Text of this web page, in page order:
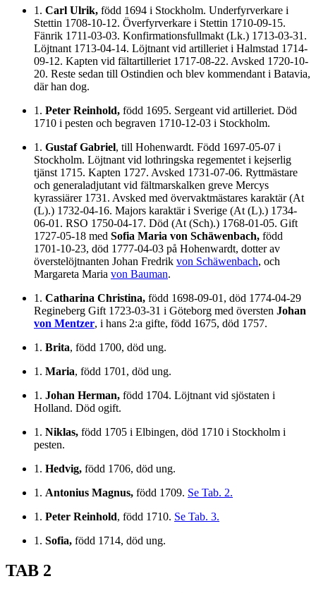
1. Carl Ulrik, född 1694 i Stockholm. Underfyrverkare i
Stettin 1708-10-12. Överfyrverkare i Stettin 1710-09-15.
Fänrik 1711-03-03. Konfirmationsfullmakt (Lk.) 1713-03-31.
Löjtnant 1713-04-14. Löjtnant vid artilleriet i Halmstad 1714-
09-12. Kapten vid fältartilleriet 1717-08-22. Avsked 1720-10-
20. Reste sedan till Ostindien och blev kommendant i Batavia,
där han dog.
1. Peter Reinhold, född 1695. Sergeant vid artilleriet. Död
1710 i pesten och begraven 1710-12-03 i Stockholm.
1. Gustaf Gabriel, till Hohenwardt. Född 1697-05-07 i
Stockholm. Löjtnant vid lothringska regementet i kejserlig
tjänst 1715. Kapten 1727. Avsked 1731-07-06. Ryttmästare
och generaladjutant vid fältmarskalken greve Mercys
kyrassiärer 1731. Avsked med övervaktmästares karaktär (At
(L).) 1732-04-16. Majors karaktär i Sverige (At (L).) 1734-
06-01. RSO 1750-04-17. Död (At (Sch).) 1768-01-05. Gift
1727-05-18 med Sofia Maria von Schäwenbach, född
1701-10-23, död 1777-04-03 på Hohenwardt, dotter av
överstelöjtnanten Johan Fredrik von Schäwenbach, och
Margareta Maria von Bauman.
1. Catharina Christina, född 1698-09-01, död 1774-04-29
Regineberg Gift 1723-03-31 i Göteborg med översten Johan
von Mentzer, i hans 2:a gifte, född 1675, död 1757.
1. Brita, född 1700, död ung.
1. Maria, född 1701, död ung.
1. Johan Herman, född 1704. Löjtnant vid sjöstaten i
Holland. Död ogift.
1. Niklas, född 1705 i Elbingen, död 1710 i Stockholm i
pesten.
1. Hedvig, född 1706, död ung.
1. Antonius Magnus, född 1709. Se Tab. 2.
1. Peter Reinhold, född 1710. Se Tab. 3.
1. Sofia, född 1714, död ung.
TAB 2